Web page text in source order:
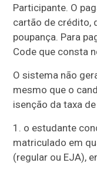
Participante. O
cartão de crédito,
poupança. Para
Code que consta
O sistema não
mesmo que o
isenção da taxa
1. o estudante
matriculado em
(regular ou EJA),